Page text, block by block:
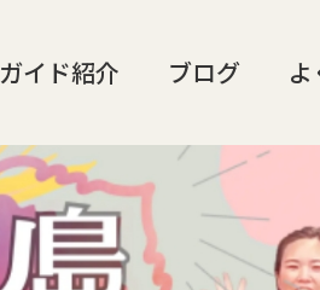
ガイド紹介 ブログ